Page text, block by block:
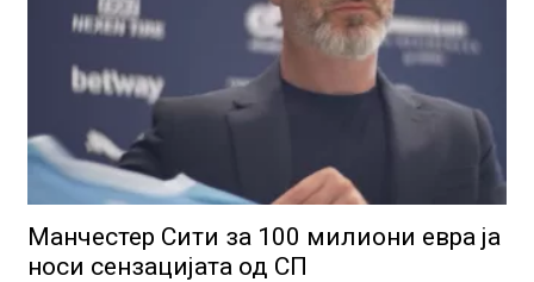
Манчестер Сити за 100 милиони евра ја
носи сензацијата од СП